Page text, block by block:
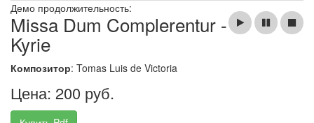
Демо продолжительность:
Missa Dum Complerentur -
Kyrie
Композитор: Tomas Luis de Victoria
Цена: 200 руб.